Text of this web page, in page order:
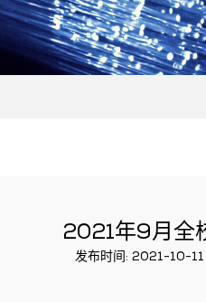
2021年9月全
发布时间: 2021-10-11